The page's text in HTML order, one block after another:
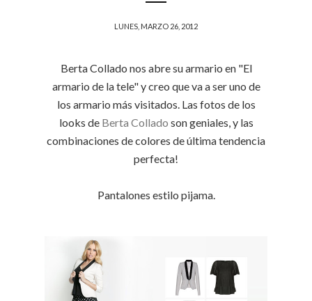
LUNES, MARZO 26, 2012
Berta Collado nos abre su armario en "El
armario de la tele" y creo que va a ser uno de
los armario más visitados. Las fotos de los
looks de Berta Collado son geniales, y las
combinaciones de colores de última tendencia
perfecta!
Pantalones estilo pijama.